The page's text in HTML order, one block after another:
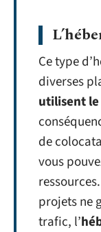
Ce type
diverses
utilisent
de
vous
projets ne
trafic, l’